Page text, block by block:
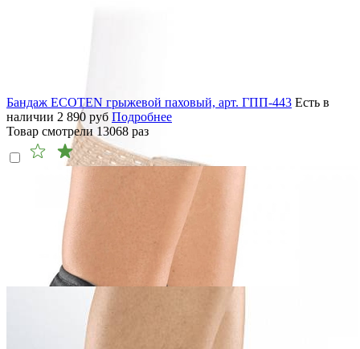
Бандаж ECOTEN грыжевой паховый, арт. ГПП-443 Есть в
наличии 2 890 руб Подробнее
Товар смотрели 13068 раз